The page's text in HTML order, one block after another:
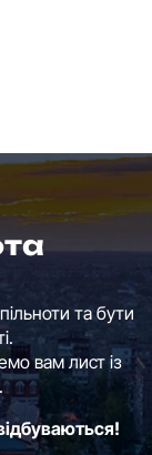
та бути
вам лист із